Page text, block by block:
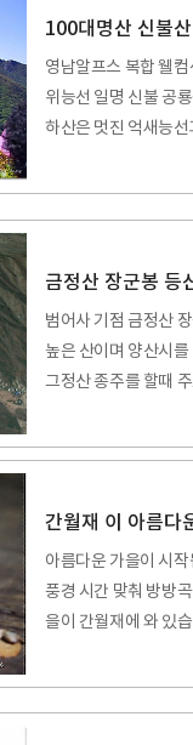
품없는 노란 억새 몸
신불재 그 아름다운
니기 때문에 상세 등
100대명산 신불
영남알프스 복합 웰
위능선 일명 신불 공
하산은 멋진 억새능
고 위험하기만 하지
합니다. 간월재 휴게
합니다. 사계절 다 특
역 최고의 풍광을 즐
릉을 통과하면 더욱
금정산 장군봉 등
범어사 기점 금정산
높은 산이며 양산시
그정산 종주를 할때
는 아래 지도처럼 출
어사입구정류소 입니
습니다. 등산후 범어
산시간으로 포함시키
간월재 이 아름다
아름다운 가을이 시
풍경 시간 맞춰 방방
을이 간월재에 와 있
도토리를 보면서 올
영남 알프스의 가을